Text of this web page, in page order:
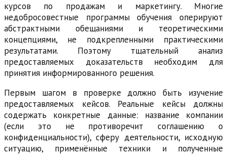
курсов по продажам и маркетингу. Многие
недобросовестные программы обучения оперируют
абстрактными обещаниями и теоретическими
концепциями, не подкрепленными практическими
результатами. Поэтому тщательный анализ
предоставляемых доказательств необходим для
принятия информированного решения.
Первым шагом в проверке должно быть изучение
предоставляемых кейсов. Реальные кейсы должны
содержать конкретные данные: название компании
(если это не противоречит соглашению о
конфиденциальности), сферу деятельности, исходную
ситуацию, применённые техники и полученные